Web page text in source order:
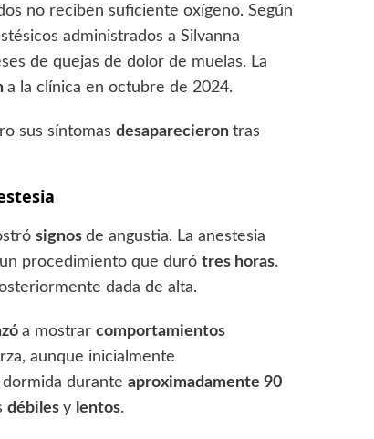
no reciben suficiente oxígeno. Según
administrados a Silvanna
de quejas de dolor de muelas. La
a la clínica en octubre de 2024.
sus síntomas desaparecieron tras
signos de angustia. La anestesia
procedimiento que duró tres horas.
dada de alta.
a mostrar comportamientos
aunque inicialmente
durante aproximadamente 90
débiles y lentos.